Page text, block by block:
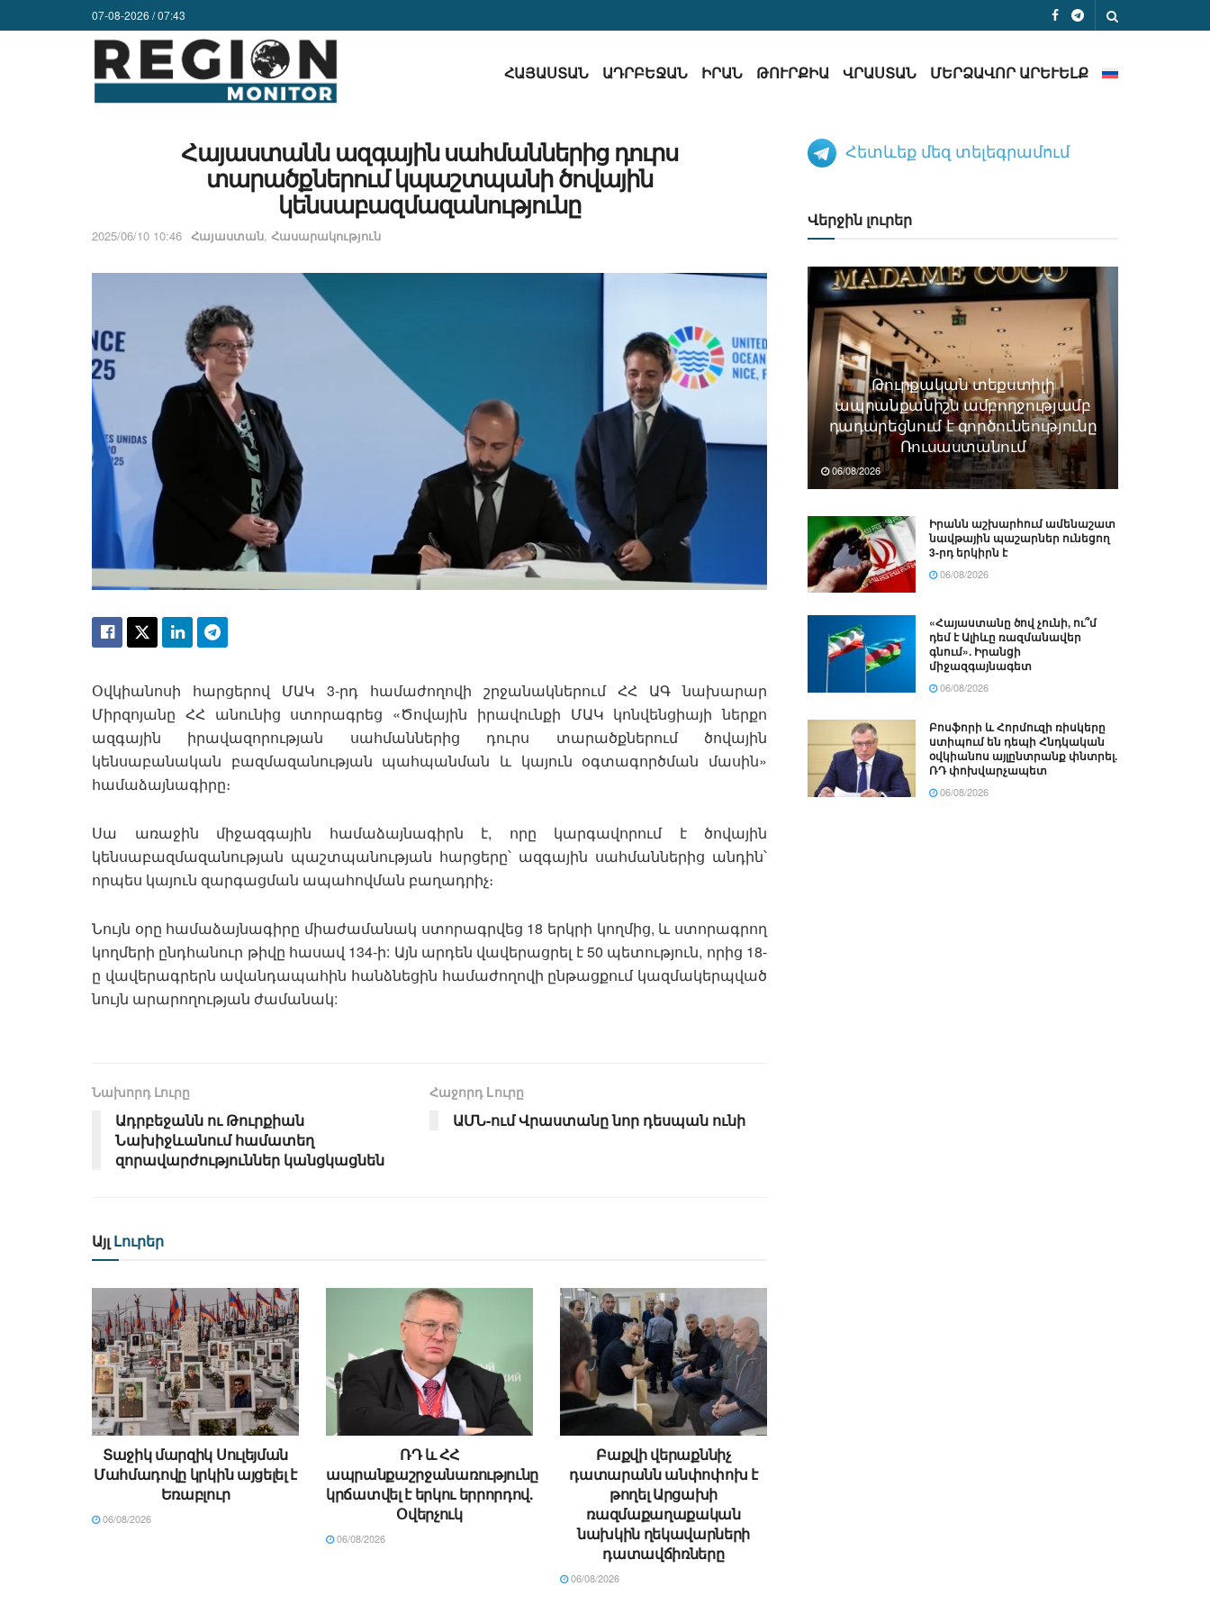
07-08-2026 / 07:43
ՀԱՅԱՍՏԱՆ ԱԴՐԲԵՋԱՆ ԻՐԱՆ ԹՈՒՐՔԻԱ ՎՐԱՍՏԱՆ ՄԵՐՁԱՎՈՐ ԱՐԵՒԵԼՔ
Հայաստանն ազգային սահմաններից դուրս
տարածքներում կպաշտպանի ծովային
կենսաբազմազանությունը
2025/06/10 10:46 Հայաստան, Հասարակություն
Օվկիանոսի հարցերով ՄԱԿ 3-րդ համաժողովի շրջանակներում ՀՀ ԱԳ նախարար
Միրզոյանը ՀՀ անունից ստորագրեց «Ծովային իրավունքի ՄԱԿ կոնվենցիայի ներքո
ազգային իրավազորության սահմաններից դուրս տարածքներում ծովային
կենսաբանական բազմազանության պահպանման և կայուն օգտագործման մասին»
համաձայնագիրը։
Սա առաջին միջազգային համաձայնագիրն է, որը կարգավորում է ծովային
կենսաբազմազանության պաշտպանության հարցերը՝ ազգային սահմաններից անդին՝
որպես կայուն զարգացման ապահովման բաղադրիչ։
Նույն օրը համաձայնագիրը միաժամանակ ստորագրվեց 18 երկրի կողմից, և ստորագրող
կողմերի ընդհանուր թիվը հասավ 134-ի: Այն արդեն վավերացրել է 50 պետություն, որից 18-
ը վավերագրերն ավանդապահին հանձնեցին համաժողովի ընթացքում կազմակերպված
նույն արարողության ժամանակ:
Նախորդ Լուրը
Ադրբեջանն ու Թուրքիան
Նախիջևանում համատեղ
զորավարժություններ կանցկացնեն
Հաջորդ Lուրը
ԱՄՆ-ում Վրաստանը նոր դեսպան ունի
Այլ Լուրեր
Տաջիկ մարզիկ Սուլեյման
Մահմադովը կրկին այցելել է
Եռաբլուր
06/08/2026
ՌԴ և ՀՀ
ապրանքաշրջանառությունը
կրճատվել է երկու երրորդով.
Օվերչուկ
06/08/2026
Բաքվի վերաքննիչ
դատարանն անփոփոխ է
թողել Արցախի
ռազմաքաղաքական
նախկին ղեկավարների
դատավճիռները
06/08/2026
Հետևեք մեզ տելեգրամում
Վերջին լուրեր
Թուրքական տեքստիլի
ապրանքանիշն ամբողջությամբ
դադարեցնում է գործունեությունը
Ռուսաստանում
06/08/2026
Իրանն աշխարհում ամենաշատ
նավթային պաշարներ ունեցող
3-րդ երկիրն է
06/08/2026
«Հայաստանը ծով չունի, ու՞մ
դեմ է Ալիևը ռազմանավեր
գնում». Իրանցի
միջազգայնագետ
06/08/2026
Բոսֆորի և Հորմուզի ռիսկերը
ստիպում են դեպի Հնդկական
օվկիանոս այլընտրանք փնտրել.
ՌԴ փոխվարչապետ
06/08/2026